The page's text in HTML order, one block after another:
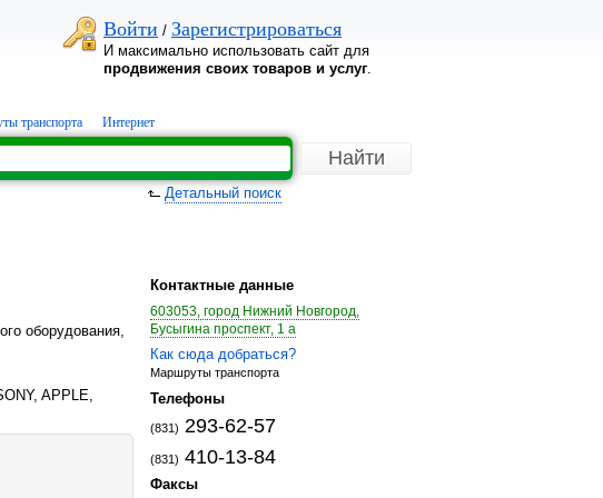
Войти / Зарегистрироваться
И максимально использовать сайт для
продвижения своих товаров и услуг.
транспорта Интернет
Детальный поиск
оборудования,
APPLE,
Контактные данные
603053, город Нижний Новгород,
Бусыгина проспект, 1 а
Как сюда добраться?
Маршруты транспорта
Телефоны
(831) 293-62-57
(831) 410-13-84
Факсы